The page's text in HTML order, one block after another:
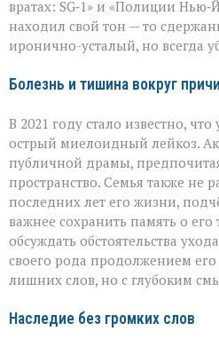
вратах: SG‑1» и «Полиции
находил свой тон — то
иронично-усталый, но всегда
Болезнь и тишина вокруг
В 2021 году стало известно,
острый миелоидный лейкоз.
публичной драмы,
пространство. Семья также не
последних лет его жизни,
важнее сохранить память о его
обсуждать обстоятельства
своего рода продолжением его
лишних слов, но с глубоким
Наследие без громких слов